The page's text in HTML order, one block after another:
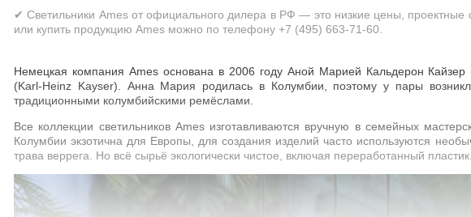
✔ Светильники Ames от официального дилера в РФ — это низкие цены,
или купить продукцию Ames можно по телефону +7 (495) 663-71-60.
Немецкая компания Ames основана в 2006 году Аной Марией Кальдерон
(Karl-Heinz Kayser). Анна Мария родилась в Колумбии, поэтому у пары
традиционными колумбийскими ремёслами.
Все коллекции светильников Ames изготавливаются вручную в семейных
Колумбии экзотична для Европы, для создания изделий часто используются
трава веррега. Но всё сырьё экологически чистое, включая переработанный